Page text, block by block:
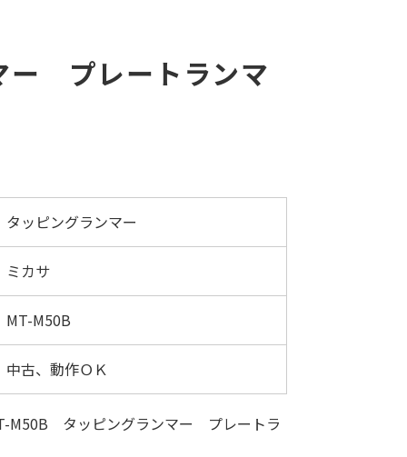
プレートランマ
タッピングランマー
ミカサ
MT-M50B
中古、動作ＯＫ
タッピングランマー プレートラ